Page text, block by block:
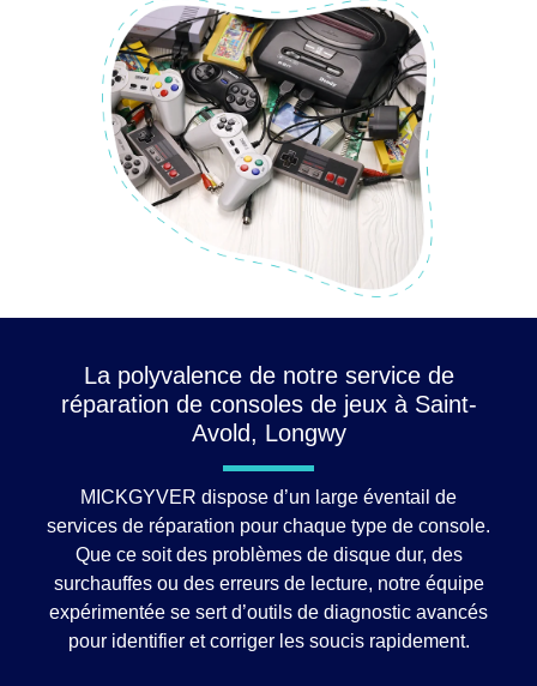
La polyvalence de notre service de
réparation de consoles de jeux à Saint-
Avold, Longwy
MICKGYVER dispose d’un large éventail de
services de réparation pour chaque type de console.
Que ce soit des problèmes de disque dur, des
surchauffes ou des erreurs de lecture, notre équipe
expérimentée se sert d’outils de diagnostic avancés
pour identifier et corriger les soucis rapidement.